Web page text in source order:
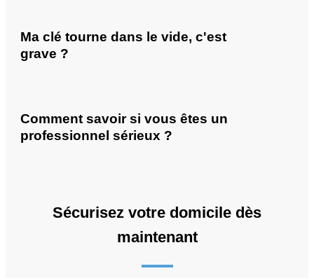
Ma clé tourne dans le vide, c'est
grave ?
Comment savoir si vous êtes un
professionnel sérieux ?
Sécurisez votre domicile dès
maintenant